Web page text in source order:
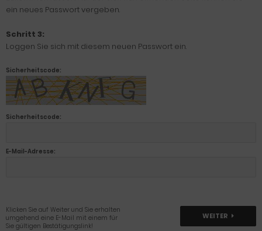
ein neues Passwort vergeben.
Schritt 3:
Loggen Sie sich mit diesem neuen Passwort ein.
Sicherheitscode:
Sicherheitscode:
E-Mail-Adresse:
Klicken Sie auf Weiter und Sie erhalten
umgehend eine E-Mail mit einem für
Sie gültigen Bestätigungslink!
WEITER